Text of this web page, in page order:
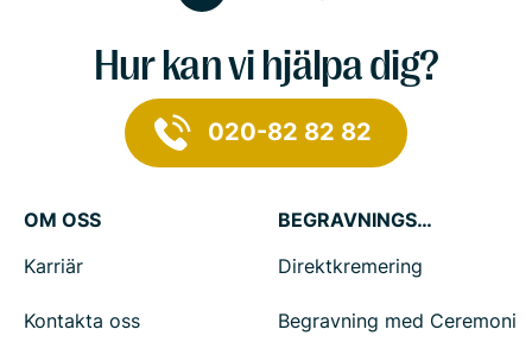
Hur kan vi hjälpa dig?
020-82 82 82
OM OSS
Karriär
Kontakta oss
BEGRAVNINGSTJÄNSTER
Direktkremering
Begravning med Ceremoni